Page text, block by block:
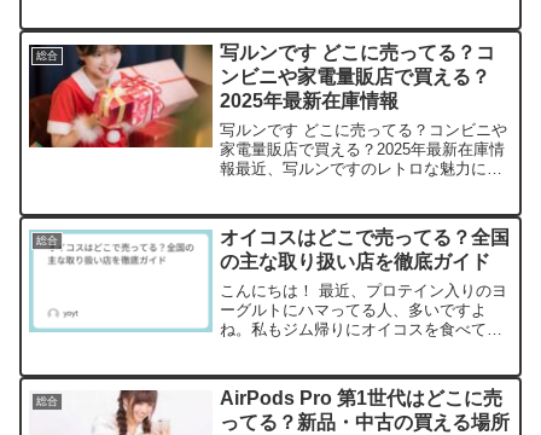
介します。店舗平均価格在庫状況特徴
Amazon1,...
総合
写ルンです どこに売ってる？コ
ンビニや家電量販店で買える？
2025年最新在庫情報
写ルンです どこに売ってる？コンビニや
家電量販店で買える？2025年最新在庫情
報最近、写ルンですのレトロな魅力にハ
すの取扱店や平均価格、安く買えるスポ
ットをサクッと紹介...
総合
オイコスはどこで売ってる？全国
の主な取り扱い店を徹底ガイド
こんにちは！ 最近、プロテイン入りのヨ
ーグルトにハマってる人、多いですよ
ね。私もジム帰りにオイコスを食べて、
タンパク質が、毎日のモチベーションを
上げてくれるんです。でも...
総合
AirPods Pro 第1世代はどこに売
ってる？新品・中古の買える場所